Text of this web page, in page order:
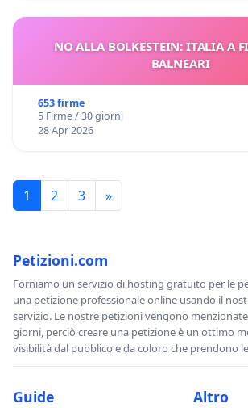
NO ALLA BOLKESTEIN: ITALIA A
BALNEARI
653 firme
5 Firme / 30 giorni
28 Apr 2026
1 2 3 »
Petizioni.com
Forniamo un servizio di hosting gratuito per le
una petizione professionale online usando il
servizio. Le nostre petizioni vengono
giorni, perciò creare una petizione è un ottimo
visibilità dal pubblico e da coloro che prendono
Guide Altro